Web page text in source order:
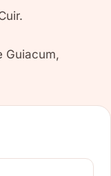
Guiacum,